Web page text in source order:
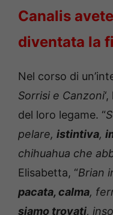
Canalis
diventata la
Nel corso di
Sorrisi e Canzoni
del loro legame. “
pelare, istintiva,
chihuahua che
Elisabetta, “Brian
pacata, calma,
siamo trovati,